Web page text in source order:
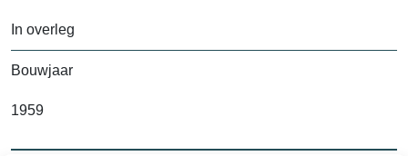
In overleg
Bouwjaar
1959